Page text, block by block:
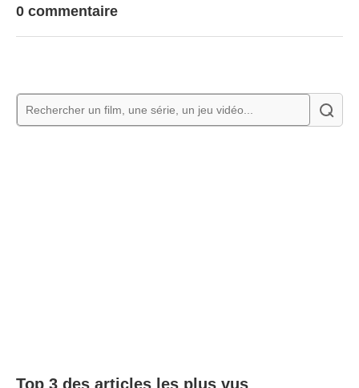
0 commentaire
Top 3 des articles les plus vus